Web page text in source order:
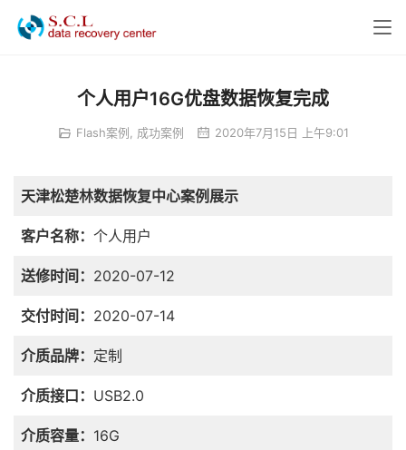
个人用户16G优盘数据恢复完成
Flash案例 成功案例 2020年7月15日 上午9:01
天津松楚林数据恢复中心案例展示
客户名称： 个人用户
送修时间： 2020-07-12
交付时间： 2020-07-14
介质品牌： 定制
介质接口： USB2.0
介质容量： 16G